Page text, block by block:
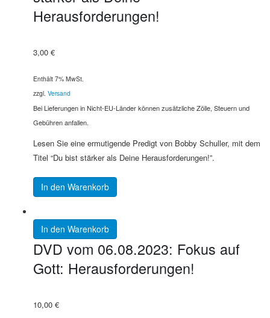
Herausforderungen!
3,00 €
Enthält 7% MwSt.
zzgl. Versand
Bei Lieferungen in Nicht-EU-Länder können zusätzliche Zölle, Steuern und
Gebühren anfallen.
Lesen Sie eine ermutigende Predigt von Bobby Schuller, mit dem
Titel “Du bist stärker als Deine Herausforderungen!”.
In den Warenkorb
In den Warenkorb
DVD vom 06.08.2023: Fokus auf
Gott: Herausforderungen!
10,00 €